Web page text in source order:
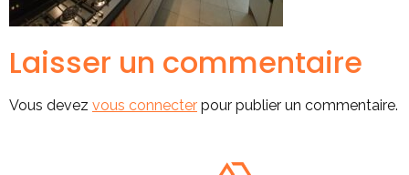
Laisser un commentaire
Vous devez vous connecter pour publier un commentaire.